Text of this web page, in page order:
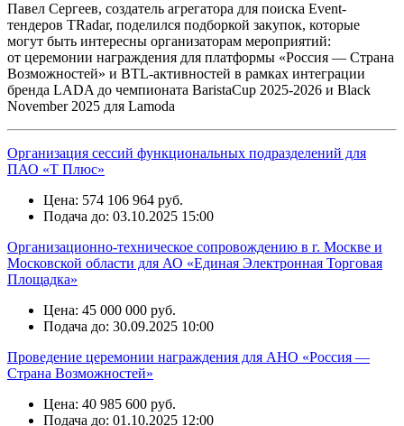
Павел Сергеев, создатель агрегатора для поиска Event-
тендеров TRadar, поделился подборкой закупок, которые
могут быть интересны организаторам мероприятий:
от церемонии награждения для платформы «Россия — Страна
Возможностей» и BTL-активностей в рамках интеграции
бренда LADA до чемпионата BaristaCup 2025-2026 и Black
November 2025 для Lamoda
Организация сессий функциональных подразделений для
ПАО «Т Плюс»
Цена: 574 106 964 руб.
Подача до: 03.10.2025 15:00
Организационно-техническое сопровождению в г. Москве и
Московской области для АО «Единая Электронная Торговая
Площадка»
Цена: 45 000 000 руб.
Подача до: 30.09.2025 10:00
Проведение церемонии награждения для АНО «Россия —
Страна Возможностей»
Цена: 40 985 600 руб.
Подача до: 01.10.2025 12:00